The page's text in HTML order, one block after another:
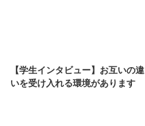
【学生インタビュー】お互いの違
いを受け入れる環境があります